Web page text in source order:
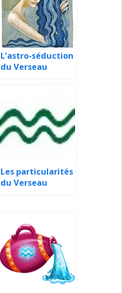
L’astro-séduction
du Verseau
Les particularités
du Verseau